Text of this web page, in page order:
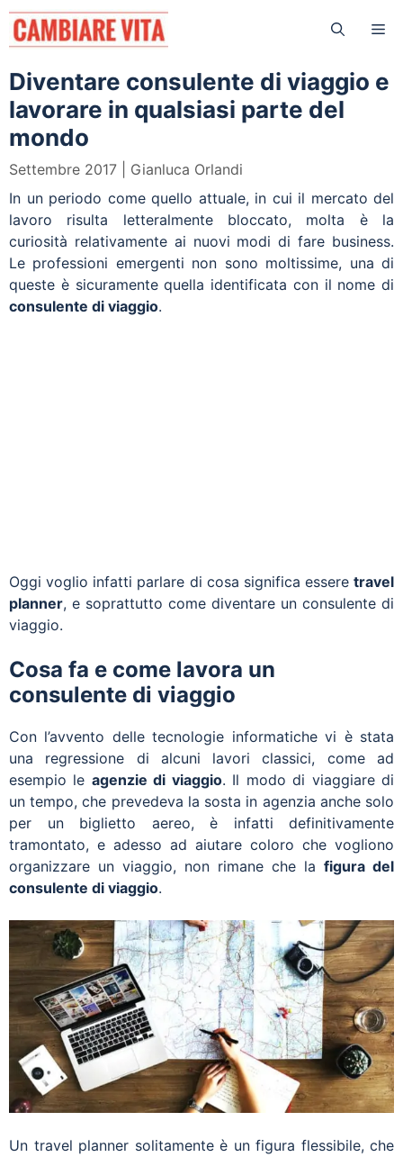
Vai
contenuto
Diventare consulente di viaggio e
lavorare in qualsiasi parte del
mondo
Settembre 2017
Gianluca Orlandi
In un periodo come quello attuale, in cui il mercato del
lavoro risulta letteralmente bloccato, molta è la
curiosità relativamente ai nuovi modi di fare business.
Le professioni emergenti non sono moltissime, una di
queste è sicuramente quella identificata con il nome di
consulente di viaggio.
Oggi voglio infatti parlare di cosa significa essere travel
planner, e soprattutto come diventare un consulente di
viaggio.
Cosa fa e come lavora un
consulente di viaggio
Con l’avvento delle tecnologie informatiche vi è stata
una regressione di alcuni lavori classici, come ad
esempio le agenzie di viaggio. Il modo di viaggiare di
un tempo, che prevedeva la sosta in agenzia anche solo
per un biglietto aereo, è infatti definitivamente
tramontato, e adesso ad aiutare coloro che vogliono
organizzare un viaggio, non rimane che la figura del
consulente di viaggio.
Un travel planner solitamente è un figura flessibile, che